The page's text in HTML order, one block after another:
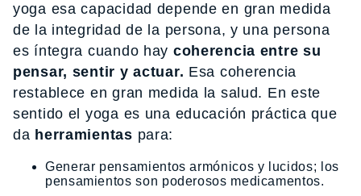
yoga esa capacidad depende en gran medida
de la integridad de la persona, y una persona
es íntegra cuando hay coherencia entre su
pensar, sentir y actuar. Esa coherencia
restablece en gran medida la salud. En este
sentido el yoga es una educación práctica que
da herramientas para:
Generar pensamientos armónicos y lucidos; los
pensamientos son poderosos medicamentos.